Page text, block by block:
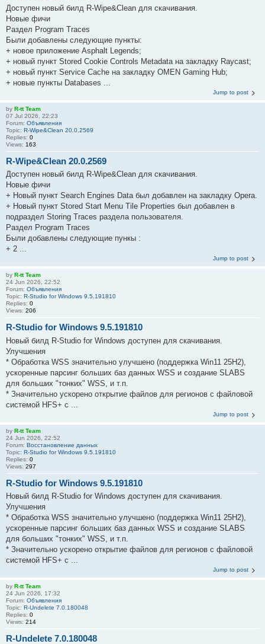
Доступен новый билд R-Wipe&Clean для скачивания.
Новые фичи
Раздел Program Traces
Были добавлены следующие пункты:
+ новое приложение Asphalt Legends;
+ новый пункт Stored Cookie Controls Metadata на закладку Raycast;
+ новый пункт Service Cache на закладку OMEN Gaming Hub;
+ новые пункты Databases ...
Jump to post
by R-tt Team
07 Jul 2026, 22:23
Forum: Объявления
Topic: R-Wipe&Clean 20.0.2569
Replies: 0
Views: 163
R-Wipe&Clean 20.0.2569
Доступен новый билд R-Wipe&Clean для скачивания.
Новые фичи
+ Новый пункт Search Engines Data был добавлен на закладку Opera.
+ Новый пункт Stored Start Menu Tile Properties был добавлен в
подраздел Storing Traces раздела пользователя.
Раздел Program Traces
Были добавлены следующие пункы :
+ 2 ...
Jump to post
by R-tt Team
24 Jun 2026, 22:52
Forum: Объявления
Topic: R-Studio for Windows 9.5.191810
Replies: 0
Views: 206
R-Studio for Windows 9.5.191810
Новый билд R-Studio for Windows доступен для скачивания.
Улучшения
* Обработка WSS значительно улучшено (поддержка Win11 25H2),
ускоренные парсинг больших баз данных WSS и создание SLABS
для больших "тонких" WSS, и т.п.
* Значительно ускорено открытие файлов для регионов с файловой
системой HFS+ с ...
Jump to post
by R-tt Team
24 Jun 2026, 22:52
Forum: Восстановление данных
Topic: R-Studio for Windows 9.5.191810
Replies: 0
Views: 297
R-Studio for Windows 9.5.191810
Новый билд R-Studio for Windows доступен для скачивания.
Улучшения
* Обработка WSS значительно улучшено (поддержка Win11 25H2),
ускоренные парсинг больших баз данных WSS и создание SLABS
для больших "тонких" WSS, и т.п.
* Значительно ускорено открытие файлов для регионов с файловой
системой HFS+ с ...
Jump to post
by R-tt Team
24 Jun 2026, 17:32
Forum: Объявления
Topic: R-Undelete 7.0.180048
Replies: 0
Views: 214
R-Undelete 7.0.180048